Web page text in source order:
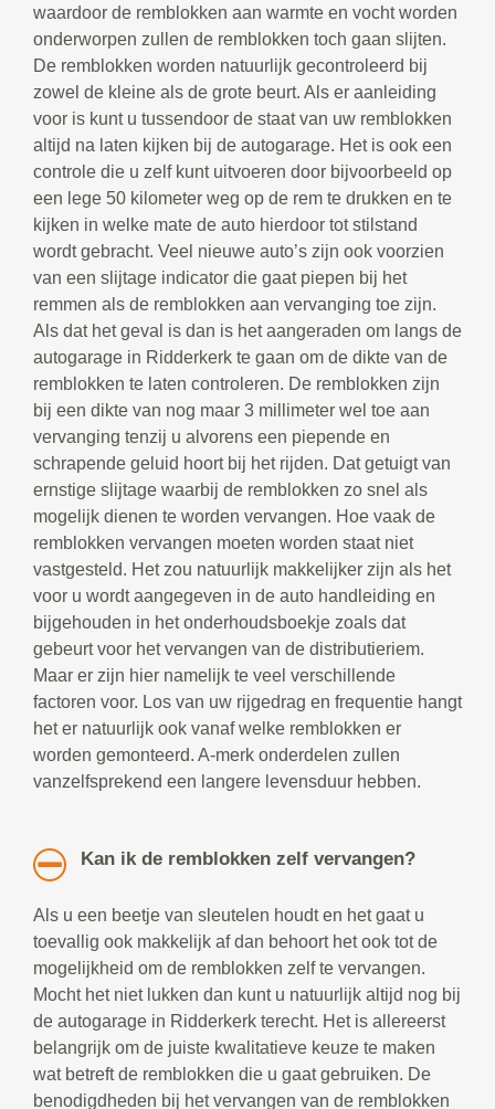
waardoor de remblokken aan warmte en vocht worden
onderworpen zullen de remblokken toch gaan slijten.
De remblokken worden natuurlijk gecontroleerd bij
zowel de kleine als de grote beurt. Als er aanleiding
voor is kunt u tussendoor de staat van uw remblokken
altijd na laten kijken bij de autogarage. Het is ook een
controle die u zelf kunt uitvoeren door bijvoorbeeld op
een lege 50 kilometer weg op de rem te drukken en te
kijken in welke mate de auto hierdoor tot stilstand
wordt gebracht. Veel nieuwe auto’s zijn ook voorzien
van een slijtage indicator die gaat piepen bij het
remmen als de remblokken aan vervanging toe zijn.
Als dat het geval is dan is het aangeraden om langs de
autogarage in Ridderkerk te gaan om de dikte van de
remblokken te laten controleren. De remblokken zijn
bij een dikte van nog maar 3 millimeter wel toe aan
vervanging tenzij u alvorens een piepende en
schrapende geluid hoort bij het rijden. Dat getuigt van
ernstige slijtage waarbij de remblokken zo snel als
mogelijk dienen te worden vervangen. Hoe vaak de
remblokken vervangen moeten worden staat niet
vastgesteld. Het zou natuurlijk makkelijker zijn als het
voor u wordt aangegeven in de auto handleiding en
bijgehouden in het onderhoudsboekje zoals dat
gebeurt voor het vervangen van de distributieriem.
Maar er zijn hier namelijk te veel verschillende
factoren voor. Los van uw rijgedrag en frequentie hangt
het er natuurlijk ook vanaf welke remblokken er
worden gemonteerd. A-merk onderdelen zullen
vanzelfsprekend een langere levensduur hebben.
Kan ik de remblokken zelf vervangen?
Als u een beetje van sleutelen houdt en het gaat u
toevallig ook makkelijk af dan behoort het ook tot de
mogelijkheid om de remblokken zelf te vervangen.
Mocht het niet lukken dan kunt u natuurlijk altijd nog bij
de autogarage in Ridderkerk terecht. Het is allereerst
belangrijk om de juiste kwalitatieve keuze te maken
wat betreft de remblokken die u gaat gebruiken. De
benodigdheden bij het vervangen van de remblokken